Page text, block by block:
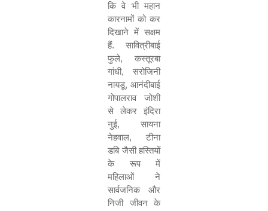
कि वे भी महान
कारनामों को कर
दिखाने में सक्षम
हैं. सावित्रीबाई
फुले, कस्तूरबा
गांधी, सरोजिनी
नायडू, आनंदीबाई
गोपालराव जोशी
से लेकर इंदिरा
नुई, सायना
नेहवाल, टीना
डबि जैसी हस्तियों
के रूप में
महिलाओं ने
सार्वजनिक और
निजी जीवन के